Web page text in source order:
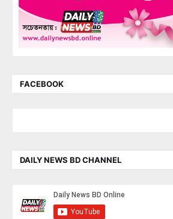
FACEBOOK
DAILY NEWS BD CHANNEL